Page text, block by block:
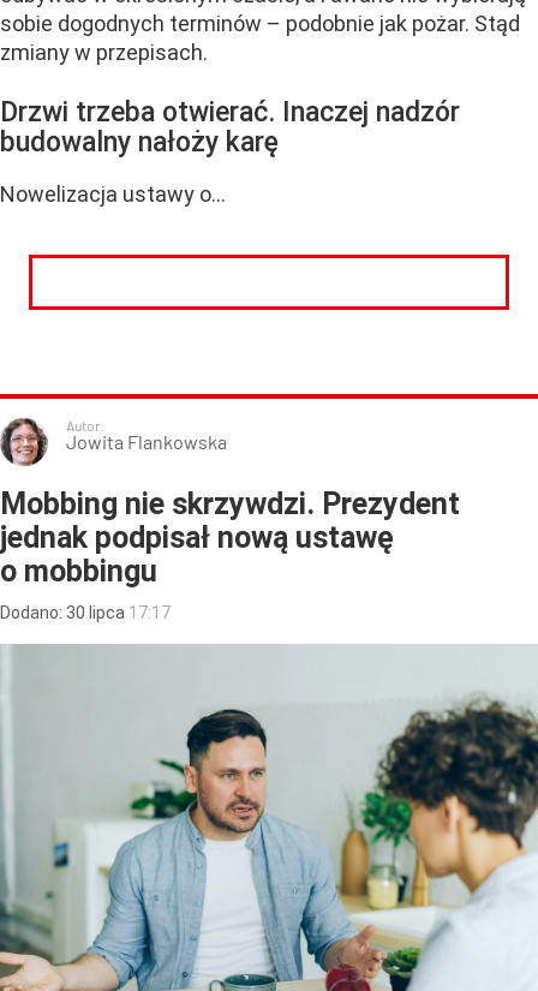
sobie dogodnych terminów – podobnie jak pożar. Stąd
zmiany w przepisach.
Drzwi trzeba otwierać. Inaczej nadzór
budowalny nałoży karę
Nowelizacja ustawy o...
Autor:
Jowita Flankowska
Mobbing nie skrzywdzi. Prezydent
jednak podpisał nową ustawę
o mobbingu
Dodano: 30 lipca 17:17